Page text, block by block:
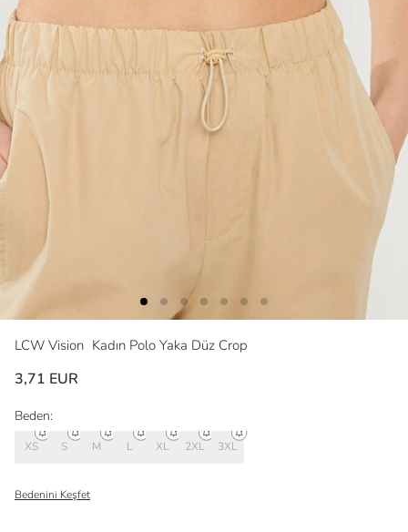
LCW Vision Kadın Polo Yaka Düz Crop
3,71 EUR
Beden:
XS S M L XL 2XL 3XL
Bedenini Keşfet